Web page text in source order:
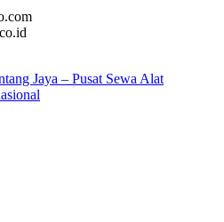
Jaya – Pusat Sewa Alat